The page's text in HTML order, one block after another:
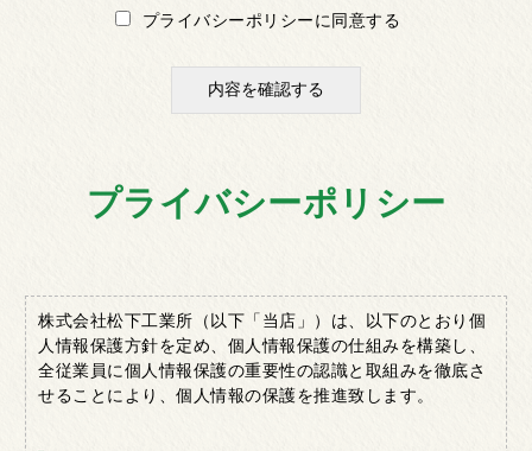
プライバシーポリシーに同意する
プライバシーポリシー
株式会社松下工業所（以下「当店」）は、以下のとおり個
人情報保護方針を定め、個人情報保護の仕組みを構築し、
全従業員に個人情報保護の重要性の認識と取組みを徹底さ
せることにより、個人情報の保護を推進致します。